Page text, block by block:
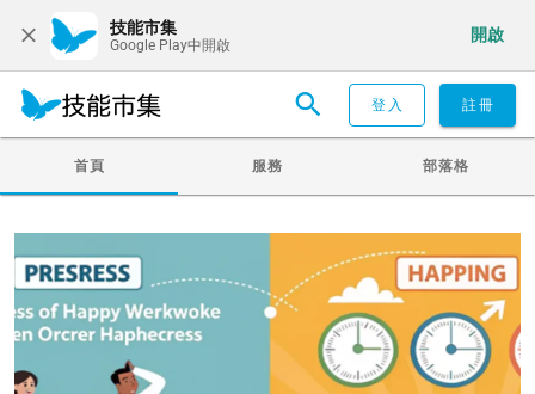
技能市集
Google Play中開啟
開啟
登入 註冊
首頁 服務 部落格